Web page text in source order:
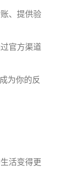
、提供验
官方渠道
为你的反
活变得更